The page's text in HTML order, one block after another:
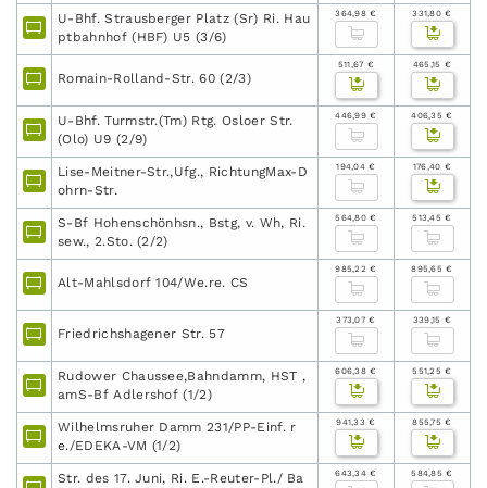
U-Bhf. Strausberger Platz (Sr) Ri. Hau
ptbahnhof (HBF) U5 (3/6)
364,98 € 331,80 €
Romain-Rolland-Str. 60 (2/3)
511,67 € 465,15 €
U-Bhf. Turmstr.(Tm) Rtg. Osloer Str.
(Olo) U9 (2/9)
446,99 € 406,35 €
Lise-Meitner-Str.,Ufg., RichtungMax-D
ohrn-Str.
194,04 € 176,40 €
S-Bf Hohenschönhsn., Bstg, v. Wh, Ri.
sew., 2.Sto. (2/2)
564,80 € 513,45 €
Alt-Mahlsdorf 104/We.re. CS
985,22 € 895,65 €
Friedrichshagener Str. 57
373,07 € 339,15 €
Rudower Chaussee,Bahndamm, HST ,
amS-Bf Adlershof (1/2)
606,38 € 551,25 €
Wilhelmsruher Damm 231/PP-Einf. r
e./EDEKA-VM (1/2)
941,33 € 855,75 €
Str. des 17. Juni, Ri. E.-Reuter-Pl./ Ba
643,34 € 584,85 €